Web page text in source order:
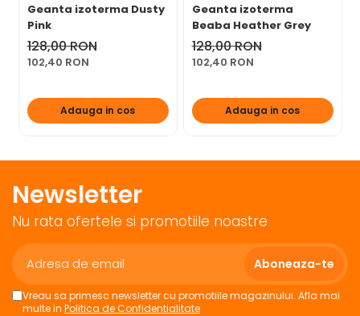
Geanta izoterma Dusty
Pink
128,00 RON
102,40 RON
Adauga in cos
Geanta izoterma
Beaba Heather Grey
128,00 RON
102,40 RON
Adauga in cos
Newsletter
Nu rata ofertele si promotiile noastre
Vreau sa primesc newsletter cu promotiile magazinului. Afla mai
multe in Politica de Confidentialitate